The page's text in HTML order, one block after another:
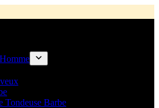
Tondeuse Barbe